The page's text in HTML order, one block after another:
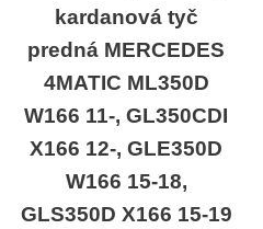
kardanová tyč
predná MERCEDES
4MATIC ML350D
W166 11-, GL350CDI
X166 12-, GLE350D
W166 15-18,
GLS350D X166 15-19